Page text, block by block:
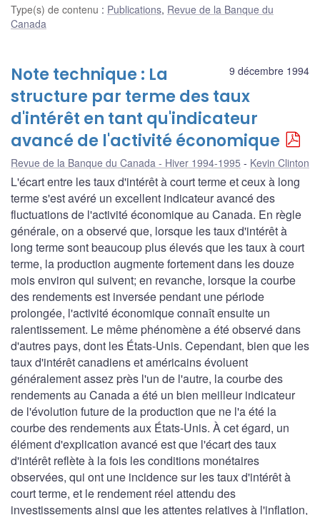
Type(s) de contenu : Publications, Revue de la Banque du
Canada
9 décembre 1994
Note technique : La
structure par terme des taux
d'intérêt en tant qu'indicateur
avancé de l'activité économique
Revue de la Banque du Canada - Hiver 1994-1995 Kevin Clinton
L'écart entre les taux d'intérêt à court terme et ceux à long
terme s'est avéré un excellent indicateur avancé des
fluctuations de l'activité économique au Canada. En règle
générale, on a observé que, lorsque les taux d'intérêt à
long terme sont beaucoup plus élevés que les taux à court
terme, la production augmente fortement dans les douze
mois environ qui suivent; en revanche, lorsque la courbe
des rendements est inversée pendant une période
prolongée, l'activité économique connaît ensuite un
ralentissement. Le même phénomène a été observé dans
d'autres pays, dont les États-Unis. Cependant, bien que les
taux d'intérêt canadiens et américains évoluent
généralement assez près l'un de l'autre, la courbe des
rendements au Canada a été un bien meilleur indicateur
de l'évolution future de la production que ne l'a été la
courbe des rendements aux États-Unis. À cet égard, un
élément d'explication avancé est que l'écart des taux
d'intérêt reflète à la fois les conditions monétaires
observées, qui ont une incidence sur les taux d'intérêt à
court terme, et le rendement réel attendu des
investissements ainsi que les attentes relatives à l'inflation,